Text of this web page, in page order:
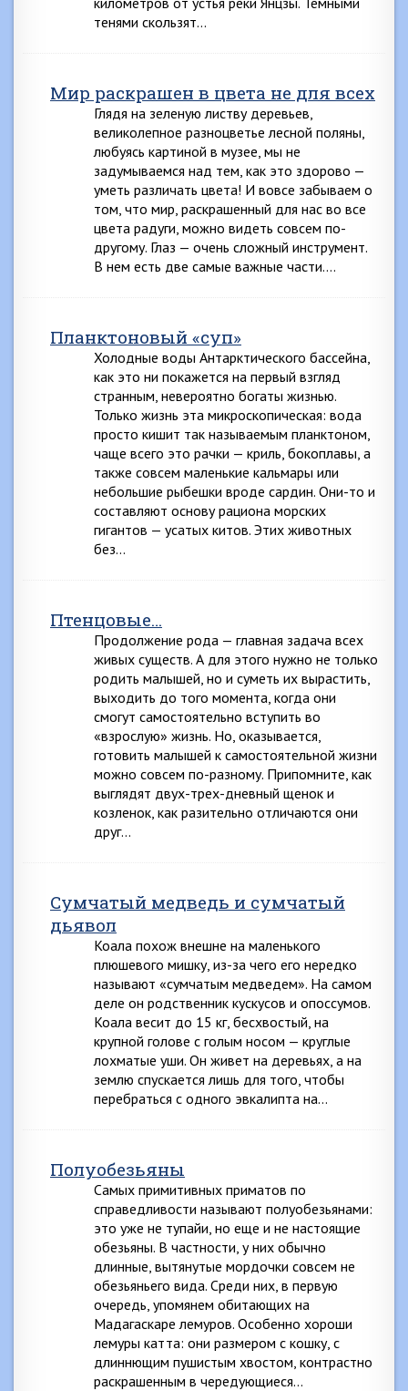
тенями скользят…
Мир раскрашен в цвета не для всех
Глядя на зеленую листву деревьев,
великолепное разноцветье лесной поляны,
любуясь картиной в музее, мы не
задумываемся над тем, как это здорово —
уметь различать цвета! И вовсе забываем о
том, что мир, раскрашенный для нас во все
цвета радуги, можно видеть совсем по-
другому. Глаз — очень сложный инструмент.
В нем есть две самые важные части….
Планктоновый «суп»
Холодные воды Антарктического бассейна,
как это ни покажется на первый взгляд
странным, невероятно богаты жизнью.
Только жизнь эта микроскопическая: вода
просто кишит так называемым планктоном,
чаще всего это рачки — криль, бокоплавы, а
также совсем маленькие кальмары или
небольшие рыбешки вроде сардин. Они-то и
составляют основу рациона морских
гигантов — усатых китов. Этих животных
без…
Птенцовые…
Продолжение рода — главная задача всех
живых существ. А для этого нужно не только
родить малышей, но и суметь их вырастить,
выходить до того момента, когда они
смогут самостоятельно вступить во
«взрослую» жизнь. Но, оказывается,
готовить малышей к самостоятельной жизни
можно совсем по-разному. Припомните, как
выглядят двух-трех-дневный щенок и
козленок, как разительно отличаются они
друг…
Сумчатый медведь и сумчатый
дьявол
Коала похож внешне на маленького
плюшевого мишку, из-за чего его нередко
называют «сумчатым медведем». На самом
деле он родственник кускусов и опоссумов.
Коала весит до 15 кг, бесхвостый, на
крупной голове с голым носом — круглые
лохматые уши. Он живет на деревьях, а на
землю спускается лишь для того, чтобы
перебраться с одного эвкалипта на…
Полуобезьяны
Самых примитивных приматов по
справедливости называют полуобезьянами:
это уже не тупайи, но еще и не настоящие
обезьяны. В частности, у них обычно
длинные, вытянутые мордочки совсем не
обезьяньего вида. Среди них, в первую
очередь, упомянем обитающих на
Мадагаскаре лемуров. Особенно хороши
лемуры катта: они размером с кошку, с
длиннющим пушистым хвостом, контрастно
раскрашенным в чередующиеся…